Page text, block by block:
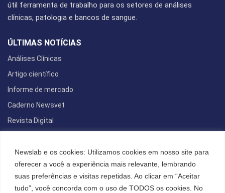
Newslab e os cookies: Utilizamos cookies em nosso site para
oferecer a você a experiência mais relevante, lembrando
suas preferências e visitas repetidas. Ao clicar em “Aceitar
tudo”, você concorda com o uso de TODOS os cookies. No
útil ferramenta de trabalho para os setores de análises
clínicas, patologia e bancos de sangue.
ÚLTIMAS NOTÍCIAS
Análises Clínicas
Artigo científico
Informe de mercado
Caderno Newsvet
Revista Digital